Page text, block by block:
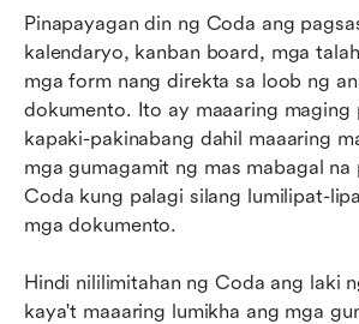
Pinapayagan din ng Coda ang
kalendaryo, kanban board, mga
mga form nang direkta sa loob ng
dokumento. Ito ay maaaring maging
kapaki-pakinabang dahil maaaring
mga gumagamit ng mas mabagal na
Coda kung palagi silang lumilipat-
mga dokumento.
Hindi nililimitahan ng Coda ang laki
kaya't maaaring lumikha ang mga